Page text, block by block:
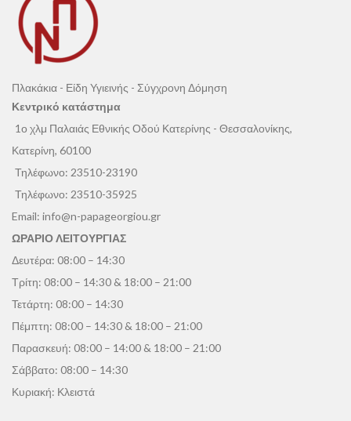
Πλακάκια - Είδη Υγιεινής - Σύγχρονη Δόμηση
Κεντρικό κατάστημα
1ο χλμ Παλαιάς Εθνικής Οδού Κατερίνης - Θεσσαλονίκης,
Κατερίνη, 60100
Τηλέφωνο: 23510-23190
Τηλέφωνο: 23510-35925
Email: info@n-papageorgiou.gr
ΩΡΑΡΙΟ ΛΕΙΤΟΥΡΓΙΑΣ
Δευτέρα: 08:00 – 14:30
Τρίτη: 08:00 – 14:30 & 18:00 – 21:00
Τετάρτη: 08:00 – 14:30
Πέμπτη: 08:00 – 14:30 & 18:00 – 21:00
Παρασκευή: 08:00 – 14:00 & 18:00 – 21:00
Σάββατο: 08:00 – 14:30
Κυριακή: Κλειστά